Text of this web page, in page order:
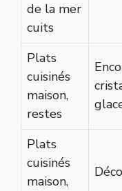
de la mer
cuits
Plats
cuisinés
maison,
restes
Plats
cuisinés
maison,